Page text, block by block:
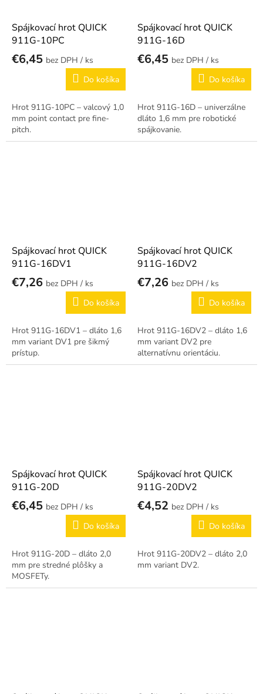
Spájkovací hrot QUICK
911G-10PC
€6,45
/ ks
Do košíka
Hrot 911G-10PC – valcový 1,0
mm point contact pre fine-
pitch.
Spájkovací hrot QUICK
911G-16D
€6,45
/ ks
Do košíka
Hrot 911G-16D – univerzálne
dláto 1,6 mm pre robotické
spájkovanie.
Spájkovací hrot QUICK
911G-16DV1
€7,26
/ ks
Do košíka
Hrot 911G-16DV1 – dláto 1,6
mm variant DV1 pre šikmý
prístup.
Spájkovací hrot QUICK
911G-16DV2
€7,26
/ ks
Do košíka
Hrot 911G-16DV2 – dláto 1,6
mm variant DV2 pre
alternatívnu orientáciu.
Spájkovací hrot QUICK
911G-20D
€6,45
/ ks
Do košíka
Hrot 911G-20D – dláto 2,0
mm pre stredné plôšky a
MOSFETy.
Spájkovací hrot QUICK
911G-20DV2
€4,52
/ ks
Do košíka
Hrot 911G-20DV2 – dláto 2,0
mm variant DV2.